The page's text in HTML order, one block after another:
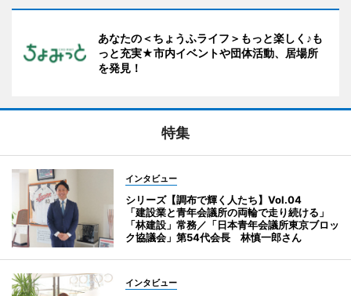
あなたの＜ちょうふライフ＞もっと楽しく♪も
っと充実★市内イベントや団体活動、居場所
を発見！
特集
インタビュー
シリーズ【調布で輝く人たち】Vol.04
「建設業と青年会議所の両輪で走り続ける」
「林建設」常務／「日本青年会議所東京ブロッ
ク協議会」第54代会長 林慎一郎さん
インタビュー